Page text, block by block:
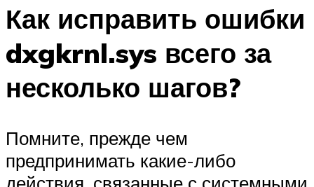
Как исправить ошибки
dxgkrnl.sys всего за
несколько шагов?
Помните, прежде чем
предпринимать какие-либо